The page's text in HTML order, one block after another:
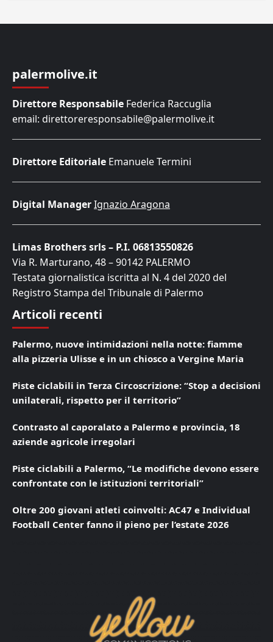
palermolive.it
Direttore Responsabile Federica Raccuglia
email: direttoreresponsabile@palermolive.it
Direttore Editoriale Emanuele Termini
Digital ManagerIgnazio Aragona
Limas Brothers srls – P.I. 06813550826
Via R. Marturano, 48 – 90142 PALERMO
Testata giornalistica iscritta al N. 4 del 2020 del
Registro Stampa del Tribunale di Palermo
Articoli recenti
Palermo, nuove intimidazioni nella notte: fiamme
alla pizzeria Ulisse e in un chiosco a Vergine Maria
Piste ciclabili in Terza Circoscrizione: “Stop a decisioni
unilaterali, rispetto per il territorio”
Contrasto al caporalato a Palermo e provincia, 18
aziende agricole irregolari
Piste ciclabili a Palermo, “Le modifiche devono essere
confrontate con le istituzioni territoriali”
Oltre 200 giovani atleti coinvolti: AC47 e Individual
Football Center fanno il pieno per l’estate 2026